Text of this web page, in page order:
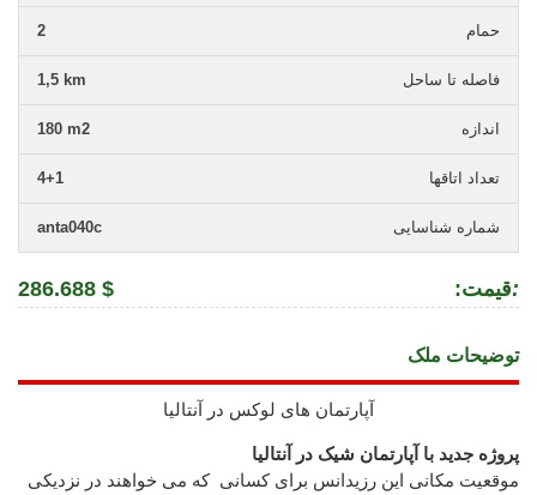
حمام 2
فاصله تا ساحل 1,5 km
اندازه 180 m2
تعداد اتاقها 4+1
شماره شناسایی anta040c
:قیمت:
286.688 $
توضیحات ملک
آپارتمان های لوکس در آنتالیا
پروژه جدید با آپارتمان شیک در آنتالیا
موقعیت مکانی این رزیدانس برای کسانی که می خواهند در نزدیکی